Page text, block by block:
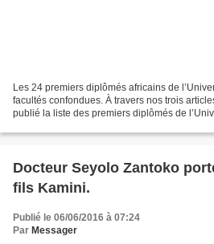
Les 24 premiers diplômés africains de
facultés confondues. À travers nos trois
publié la liste des premiers diplômés de
Docteur Seyolo Zantoko
fils Kamini.
Publié le 06/06/2016 à 07:24
Par Messager